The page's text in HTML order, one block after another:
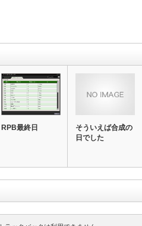
RPB最終日
そういえば合成の
日でした